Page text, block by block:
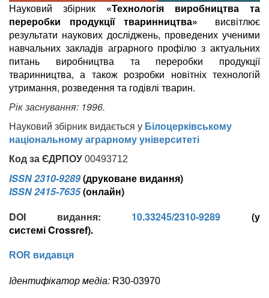
Науковий збірник «Технологія виробництва та
переробки продукції тваринництва» висвітлює
результати наукових досліджень, проведених ученими
навчальних закладів аграрного профілю з актуальних
питань виробництва та переробки продукції
тваринництва, а також розробки новітніх технологій
утримання, розведення та годівлі тварин.
Рік заснування: 1996.
Науковий збірник видається у Білоцерківському
національному аграрному університеті
Код за ЄДРПОУ 00493712
ISSN 2310-9289(друковане видання)
ISSN 2415-7635(онлайн)
DOI видання:
10.33245/2310-9289
(у
системі Crossref).
ROR видавця
Ідентифікатор медіа: R30-03970